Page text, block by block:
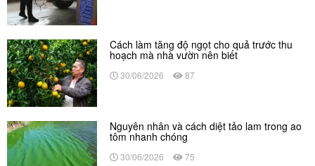
Cách làm tăng độ ngọt cho quả trước thu
hoạch mà nhà vườn nên biết
30/06/2026 87
Nguyên nhân và cách diệt tảo lam trong ao
tôm nhanh chóng
30/06/2026 75